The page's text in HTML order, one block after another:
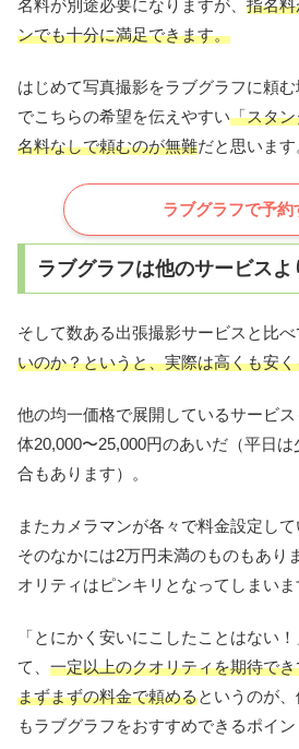
名料が別途必要になりますが、 指名
ンでも十分に満足できます。
はじめて写真撮影をラブグラフに頼
でこちらの希望を伝えやすい「スタ
名料なしで頼むのが無難だと思います
ラブグラフで予約
ラブグラフは他のサービスよ
そして数ある出張撮影サービスと比べ
いのか？というと、実際は高くも安
他の均一価格で展開しているサービ
体20,000〜25,000円のあいだ（平日
合もあります）。
またカメラマンが各々で料金設定して
そのなかには2万円未満のものもあり
オリティはピンキリとなってしまいま
「とにかく安いにこしたことはない
て、 一定以上のクオリティを期待で
まずまずの料金で頼めるというのが
もラブグラフをおすすめできるポイン